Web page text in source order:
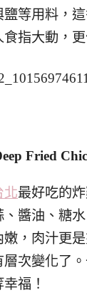
鹽等用料，
食指大動，
Fried
北最好吃的
、醬油、糖
嫩，肉汁更
層次變化了
福！